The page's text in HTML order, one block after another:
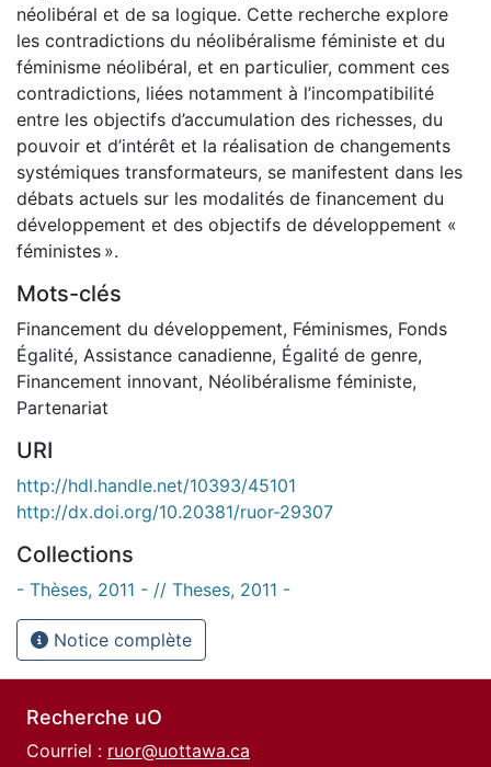
néolibéral et de sa logique. Cette recherche explore
les contradictions du néolibéralisme féministe et du
féminisme néolibéral, et en particulier, comment ces
contradictions, liées notamment à l’incompatibilité
entre les objectifs d’accumulation des richesses, du
pouvoir et d’intérêt et la réalisation de changements
systémiques transformateurs, se manifestent dans les
débats actuels sur les modalités de financement du
développement et des objectifs de développement «
féministes ».
Mots-clés
Financement du développement, Féminismes, Fonds
Égalité, Assistance canadienne, Égalité de genre,
Financement innovant, Néolibéralisme féministe,
Partenariat
URI
http://hdl.handle.net/10393/45101
http://dx.doi.org/10.20381/ruor-29307
Collections
- Thèses, 2011 - // Theses, 2011 -
Notice complète
Recherche uO
Courriel : ruor@uottawa.ca